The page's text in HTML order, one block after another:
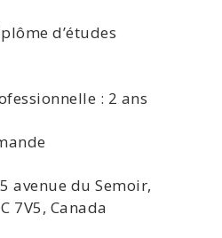
d’études
: 2 ans
avenue du Semoir,
7V5, Canada